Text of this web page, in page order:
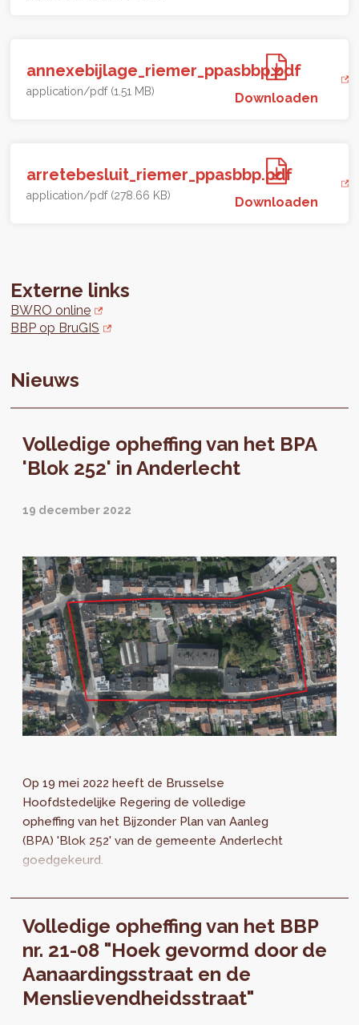
annexebijlage_riemer_ppasbbp.pdf
application/pdf (1.51 MB) Downloaden
arretebesluit_riemer_ppasbbp.pdf
application/pdf (278.66 KB) Downloaden
Externe links
BWRO online
BBP op BruGIS
Nieuws
Volledige opheffing van het BPA
'Blok 252' in Anderlecht
19 december 2022
Op 19 mei 2022 heeft de Brusselse
Hoofdstedelijke Regering de volledige
opheffing van het Bijzonder Plan van Aanleg
(BPA) 'Blok 252' van de gemeente Anderlecht
goedgekeurd.
Volledige opheffing van het BBP
nr. 21-08 "Hoek gevormd door de
Aanaardingsstraat en de
Menslievendheidsstraat"